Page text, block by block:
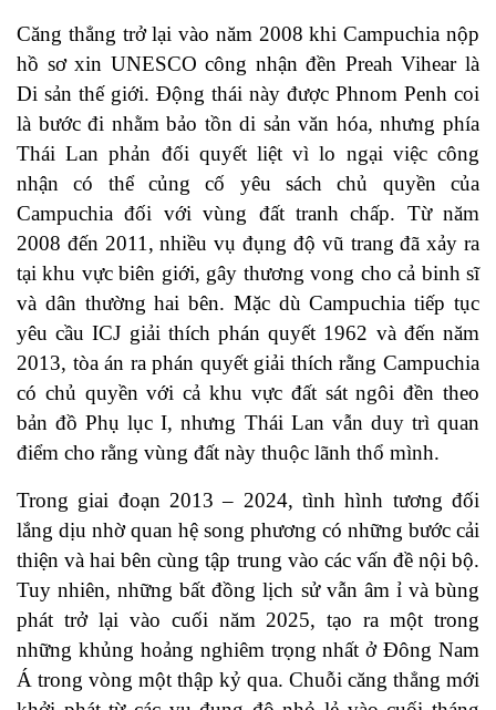
Căng thẳng trở lại vào năm 2008 khi Campuchia nộp
hồ sơ xin UNESCO công nhận đền Preah Vihear là
Di sản thế giới. Động thái này được Phnom Penh coi
là bước đi nhằm bảo tồn di sản văn hóa, nhưng phía
Thái Lan phản đối quyết liệt vì lo ngại việc công
nhận có thể củng cố yêu sách chủ quyền của
Campuchia đối với vùng đất tranh chấp. Từ năm
2008 đến 2011, nhiều vụ đụng độ vũ trang đã xảy ra
tại khu vực biên giới, gây thương vong cho cả binh sĩ
và dân thường hai bên. Mặc dù Campuchia tiếp tục
yêu cầu ICJ giải thích phán quyết 1962 và đến năm
2013, tòa án ra phán quyết giải thích rằng Campuchia
có chủ quyền với cả khu vực đất sát ngôi đền theo
bản đồ Phụ lục I, nhưng Thái Lan vẫn duy trì quan
điểm cho rằng vùng đất này thuộc lãnh thổ mình.
Trong giai đoạn 2013 – 2024, tình hình tương đối
lắng dịu nhờ quan hệ song phương có những bước cải
thiện và hai bên cùng tập trung vào các vấn đề nội bộ.
Tuy nhiên, những bất đồng lịch sử vẫn âm ỉ và bùng
phát trở lại vào cuối năm 2025, tạo ra một trong
những khủng hoảng nghiêm trọng nhất ở Đông Nam
Á trong vòng một thập kỷ qua. Chuỗi căng thẳng mới